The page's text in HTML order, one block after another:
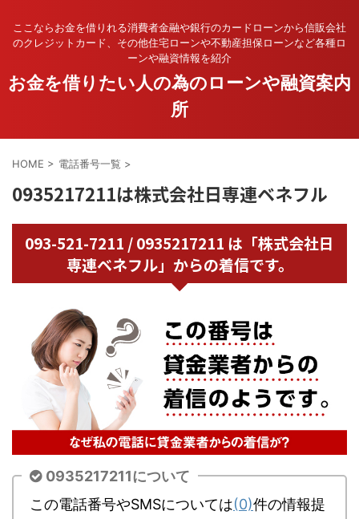
ここならお金を借りれる消費者金融や銀行のカードローンから信販会社
のクレジットカード、その他住宅ローンや不動産担保ローンなど各種ロ
ーンや融資情報を紹介
お金を借りたい人の為のローンや融資案内
所
HOME > 電話番号一覧 >
0935217211は株式会社日専連ベネフル
093-521-7211 / 0935217211 は「株式会社日
専連ベネフル」からの着信です。
0935217211について
この電話番号やSMSについては(0)件の情報提